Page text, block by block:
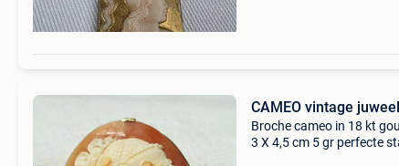
CAMEO vintage
Broche cameo in 18 kt
3 X 4,5 cm 5 gr perfecte